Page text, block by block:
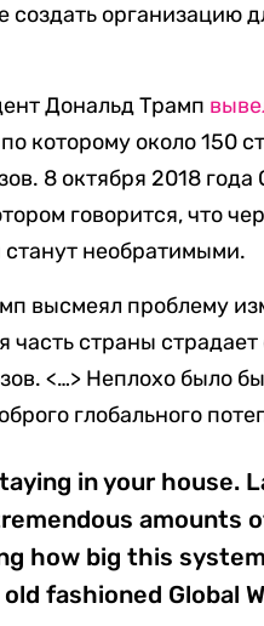
создать организацию
Дональд Трамп
которому около 150
8 октября 2018 года
говорится, что
станут необратимыми.
высмеял проблему
часть страны
<…> Неплохо было
глобального
in your house.
amounts
how big this
fashioned Global